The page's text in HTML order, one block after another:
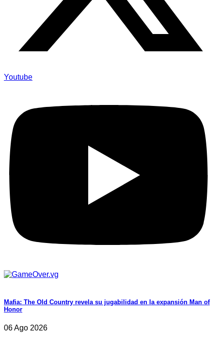
Youtube
Mafia: The Old Country revela su jugabilidad en la expansión Man of
Honor
06 Ago 2026